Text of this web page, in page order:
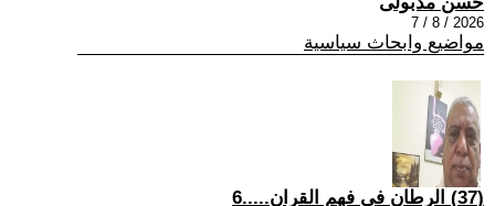
2026 / 8 / 7
مواضيع وابحاث سياسية
(37) الرطان في فهم القران.....6